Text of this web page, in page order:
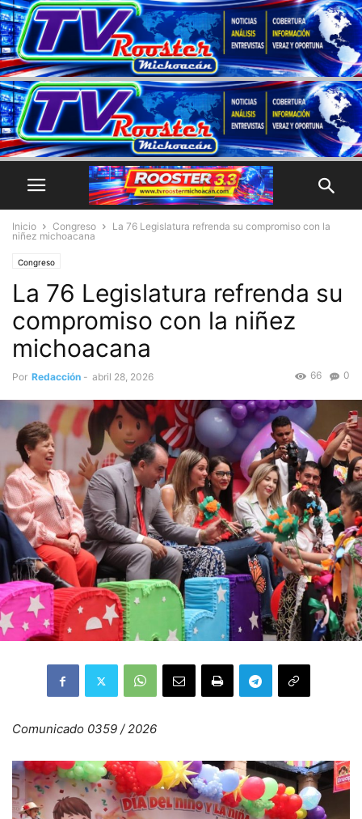
Inicio Congreso
La 76 Legislatura refrenda su compromiso con la
niñez michoacana
Congreso
La 76 Legislatura refrenda su
compromiso con la niñez
michoacana
Por Redacción - abril 28, 2026 0
66
Comunicado 0359 / 2026